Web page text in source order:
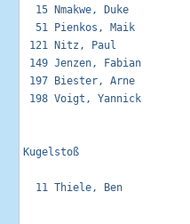
15 Nmakwe, Duke
51 Pienkos, Maik
121 Nitz, Paul
149 Jenzen,
197 Biester, Arne
198 Voigt, Yannick
Kugelstoß
11 Thiele, Ben